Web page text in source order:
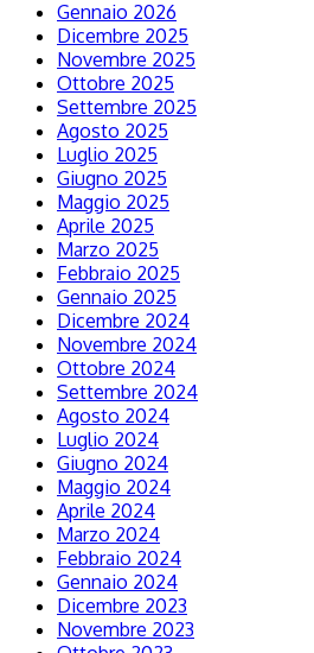
Gennaio 2026
Dicembre 2025
Novembre 2025
Ottobre 2025
Settembre 2025
Agosto 2025
Luglio 2025
Giugno 2025
Maggio 2025
Aprile 2025
Marzo 2025
Febbraio 2025
Gennaio 2025
Dicembre 2024
Novembre 2024
Ottobre 2024
Settembre 2024
Agosto 2024
Luglio 2024
Giugno 2024
Maggio 2024
Aprile 2024
Marzo 2024
Febbraio 2024
Gennaio 2024
Dicembre 2023
Novembre 2023